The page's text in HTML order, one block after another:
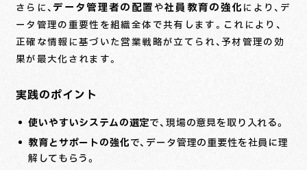
さらに、 データ管理者の配置や社員教育の強化 により、デ
ータ管理の重要性を組織全体で共有します。これにより、
正確な情報に基づいた営業戦略が立てられ、予材管理の効
果が最大化されます。
実践のポイント
使いやすいシステムの選定で、現場の意見を取り入れる。
教育とサポートの強化で、データ管理の重要性を社員に理
解してもらう。